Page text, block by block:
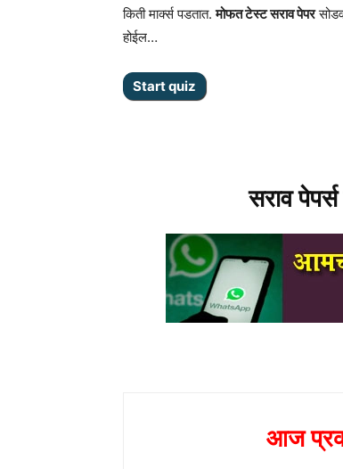
किती मार्क्स पडतात.मोफत टेस्ट सराव पेपर
होईल…
सराव
आज